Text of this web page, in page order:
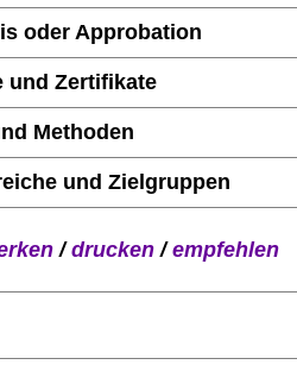
oder Approbation
und Zertifikate
Methoden
und Zielgruppen
/drucken/empfehlen